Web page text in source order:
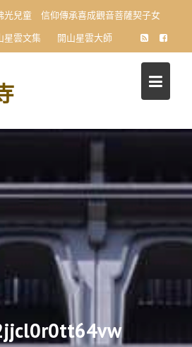
光兒童 信仰傳承喜成觀音菩薩契子女
星雲文集 開山星雲大師